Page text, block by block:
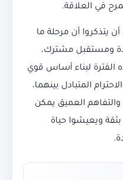
في العلاقة.
يتذكروا أن مرحلة ما
ومستقبل مشترك،
الفترة لبناء أساس قوي
المتبادل بينهما،
العميق يمكن
ويعيشوا حياة